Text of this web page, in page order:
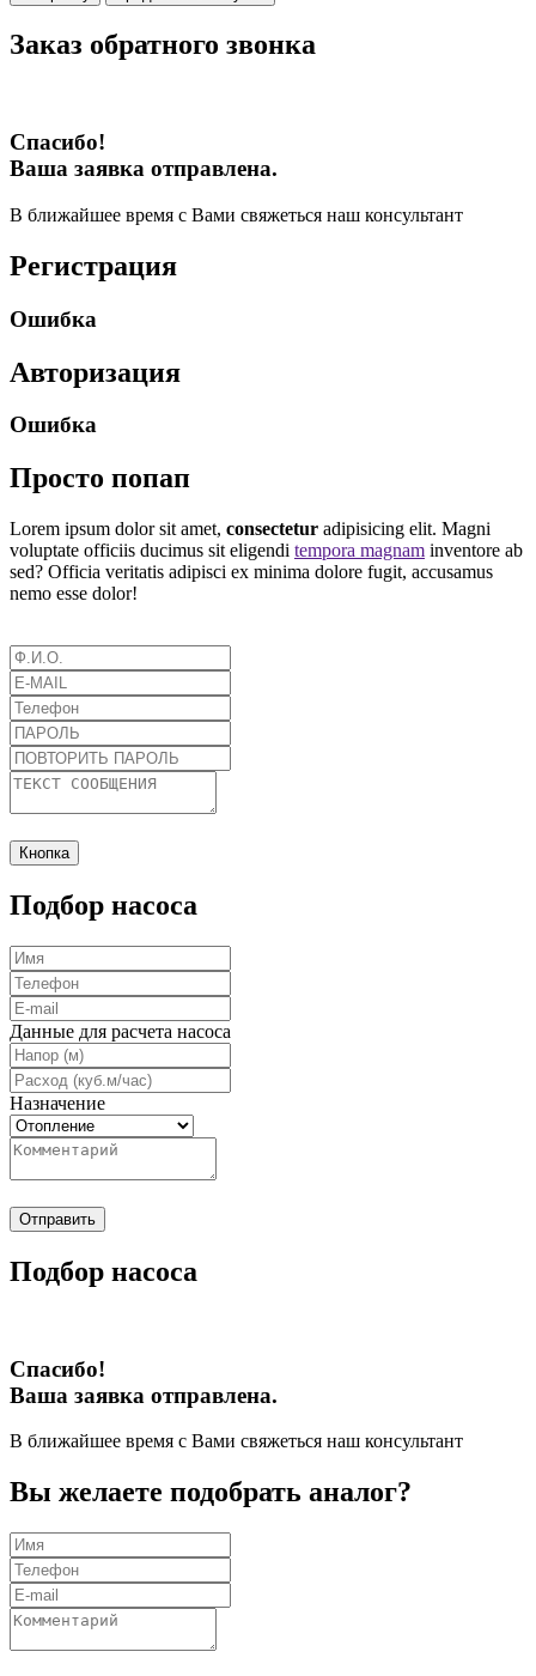
Заказ обратного звонка
Спасибо!
Ваша заявка отправлена.
В ближайшее время с Вами свяжеться наш консультант
Регистрация
Ошибка
Авторизация
Ошибка
Просто попап
Lorem ipsum dolor sit amet, consectetur adipisicing elit. Magni
voluptate officiis ducimus sit eligendi tempora magnam inventore ab
sed? Officia veritatis adipisci ex minima dolore fugit, accusamus
nemo esse dolor!
Кнопка
Подбор насоса
Данные для расчета насоса
Назначение
Отправить
Подбор насоса
Спасибо!
Ваша заявка отправлена.
В ближайшее время с Вами свяжеться наш консультант
Вы желаете подобрать аналог?